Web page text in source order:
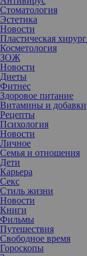
Стоматология
Эстетика
Новости
Пластическая
Косметология
ЗОЖ
Новости
Диеты
Фитнес
Здоровое питание
Витамины и добавки
Рецепты
Психология
Новости
Личное
Семья и отношения
Дети
Карьера
Секс
Стиль жизни
Новости
Книги
Фильмы
Путешествия
Свободное время
Гороскопы
Если вы когда-
понимаете, как
облегчить
Легкие для
волокон и жиров и
кислотность и
чем твердая и жесткая.